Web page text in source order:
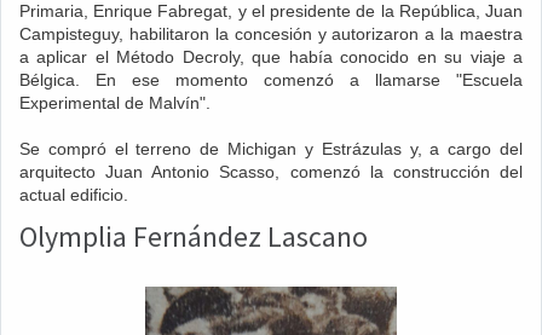
Primaria, Enrique Fabregat, y el presidente de la República, Juan
Campisteguy, habilitaron la concesión y autorizaron a la maestra
a aplicar el Método Decroly, que había conocido en su viaje a
Bélgica. En ese momento comenzó a llamarse "Escuela
Experimental de Malvín".
Se compró el terreno de Michigan y Estrázulas y, a cargo del
arquitecto Juan Antonio Scasso, comenzó la construcción del
actual edificio.
Olymplia Fernández Lascano